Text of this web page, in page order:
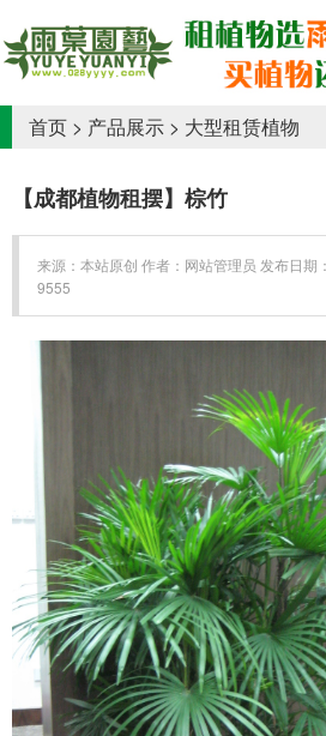
首页 > 产品展示 > 大型租赁植物
【成都植物租摆】棕竹
来源：本站原创 作者：网站管理员 发布日期
9555